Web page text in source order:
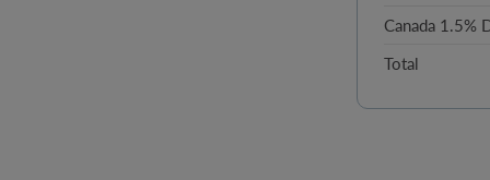
Canada 1.5%
Total